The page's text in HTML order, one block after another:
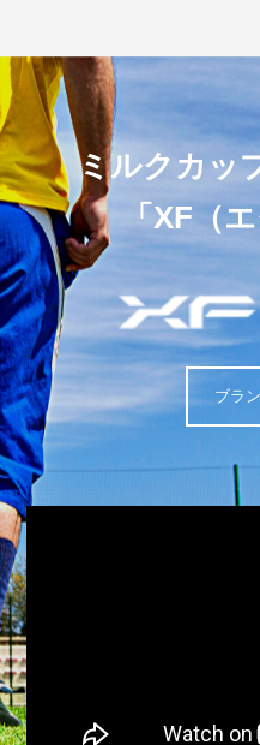
ミルクカッ
「XF（
ブラ